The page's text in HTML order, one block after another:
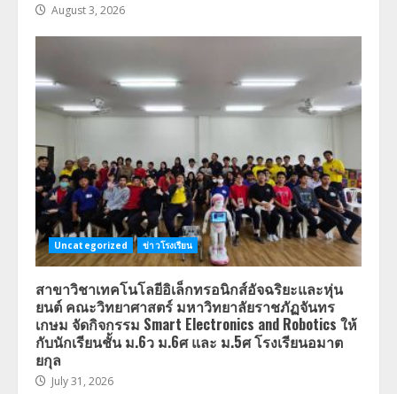
August 3, 2026
Uncategorized ข่าวโรงเรียน
สาขาวิชาเทคโนโลยีอิเล็กทรอนิกส์อัจฉริยะและหุ่น
ยนต์ คณะวิทยาศาสตร์ มหาวิทยาลัยราชภัฏจันทร
เกษม จัดกิจกรรม Smart Electronics and Robotics ให้
กับนักเรียนชั้น ม.6ว ม.6ศ และ ม.5ศ โรงเรียนอมาต
ยกุล
July 31, 2026